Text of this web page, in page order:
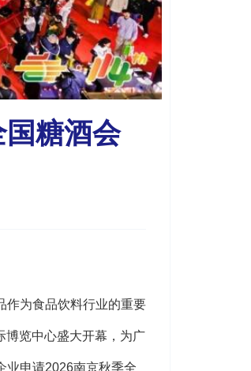
糖酒会
作为食品饮料行业的重要
博览中心盛大开幕，为广
业申请2026南京秋季全